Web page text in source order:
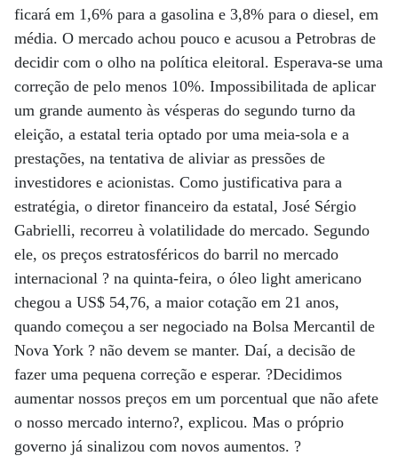
ficará em 1,6% para a gasolina e 3,8% para o diesel, em
média. O mercado achou pouco e acusou a Petrobras de
decidir com o olho na política eleitoral. Esperava-se uma
correção de pelo menos 10%. Impossibilitada de aplicar
um grande aumento às vésperas do segundo turno da
eleição, a estatal teria optado por uma meia-sola e a
prestações, na tentativa de aliviar as pressões de
investidores e acionistas. Como justificativa para a
estratégia, o diretor financeiro da estatal, José Sérgio
Gabrielli, recorreu à volatilidade do mercado. Segundo
ele, os preços estratosféricos do barril no mercado
internacional ? na quinta-feira, o óleo light americano
chegou a US$ 54,76, a maior cotação em 21 anos,
quando começou a ser negociado na Bolsa Mercantil de
Nova York ? não devem se manter. Daí, a decisão de
fazer uma pequena correção e esperar. ?Decidimos
aumentar nossos preços em um porcentual que não afete
o nosso mercado interno?, explicou. Mas o próprio
governo já sinalizou com novos aumentos. ?